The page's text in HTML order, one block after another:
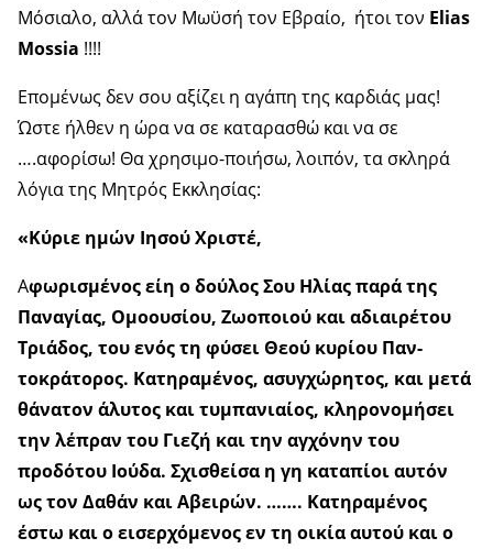
Μόσιαλο, αλλά τον Μωϋσή τον Εβραίο, ήτοι τον Elias
Mossia !!!!
Επομένως δεν σου αξίζει η αγάπη της καρδιάς μας!
Ώστε ήλθεν η ώρα να σε καταρασθώ και να σε
….αφορίσω! Θα χρησιμο-ποιήσω, λοιπόν, τα σκληρά
λόγια της Μητρός Εκκλησίας:
«Κύριε ημών Ιησού Χριστέ,
Αφωρισμένος είη ο δούλος Σου Ηλίας παρά της
Παναγίας, Ομοουσίου, Ζωοποιού και αδιαιρέτου
Τριάδος, του ενός τη φύσει Θεού κυρίου Παν-
τοκράτορος. Κατηραμένος, ασυγχώρητος, και μετά
θάνατον άλυτος και τυμπανιαίος, κληρονομήσει
την λέπραν του Γιεζή και την αγχόνην του
προδότου Ιούδα. Σχισθείσα η γη καταπίοι αυτόν
ως τον Δαθάν και Αβειρών. ……. Κατηραμένος
έστω και ο εισερχόμενος εν τη οικία αυτού και ο